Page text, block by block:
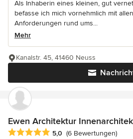
Als Inhaberin eines kleinen, gut
befasse ich mich vornehmlich mit
Anforderungen rund ums...
Mehr
Kanalstr. 45, 41460 Neuss
Ewen Architektur
Durchschnittliche Bewertung: 5 von
5,0 (6 Bewertungen)